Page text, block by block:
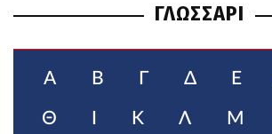
ΓΛΩΣΣΑΡΙ
Α Β Γ Δ Ε
Θ Κ Λ Μ